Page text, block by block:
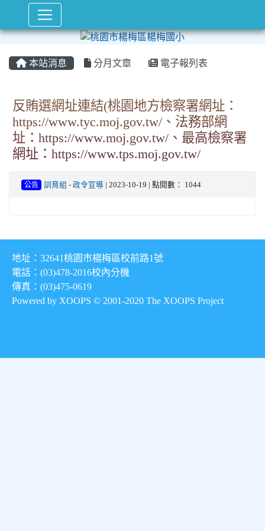
本站消息 分月文章 電子報列表
反賄選網址連結(桃園地方檢察署網址：
https://www.tyc.moj.gov.tw/、法務部網
址：https://www.moj.gov.tw/、最高檢察署
網址：https://www.tps.moj.gov.tw/
公告 訓育組 - 政令宣導| 2023-10-19 | 點閱數： 1044
地址：32641桃園市楊梅區校前路1號
電話：(03)478-2016校內分機
傳真：(03)475-0619
Powered by XOOPS © 2001-2020 The XOOPS Project